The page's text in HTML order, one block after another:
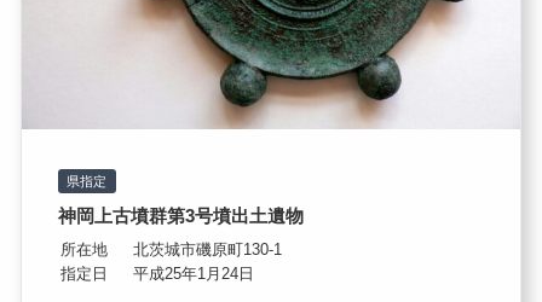
県指定
神岡上古墳群第3号墳出土遺物
所在地
北茨城市磯原町130-1
指定日
平成25年1月24日